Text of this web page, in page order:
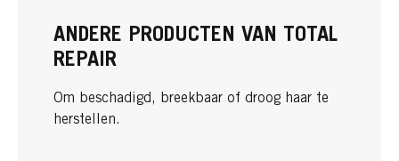
ANDERE PRODUCTEN VAN TOTAL
REPAIR
Om beschadigd, breekbaar of droog haar te
herstellen.